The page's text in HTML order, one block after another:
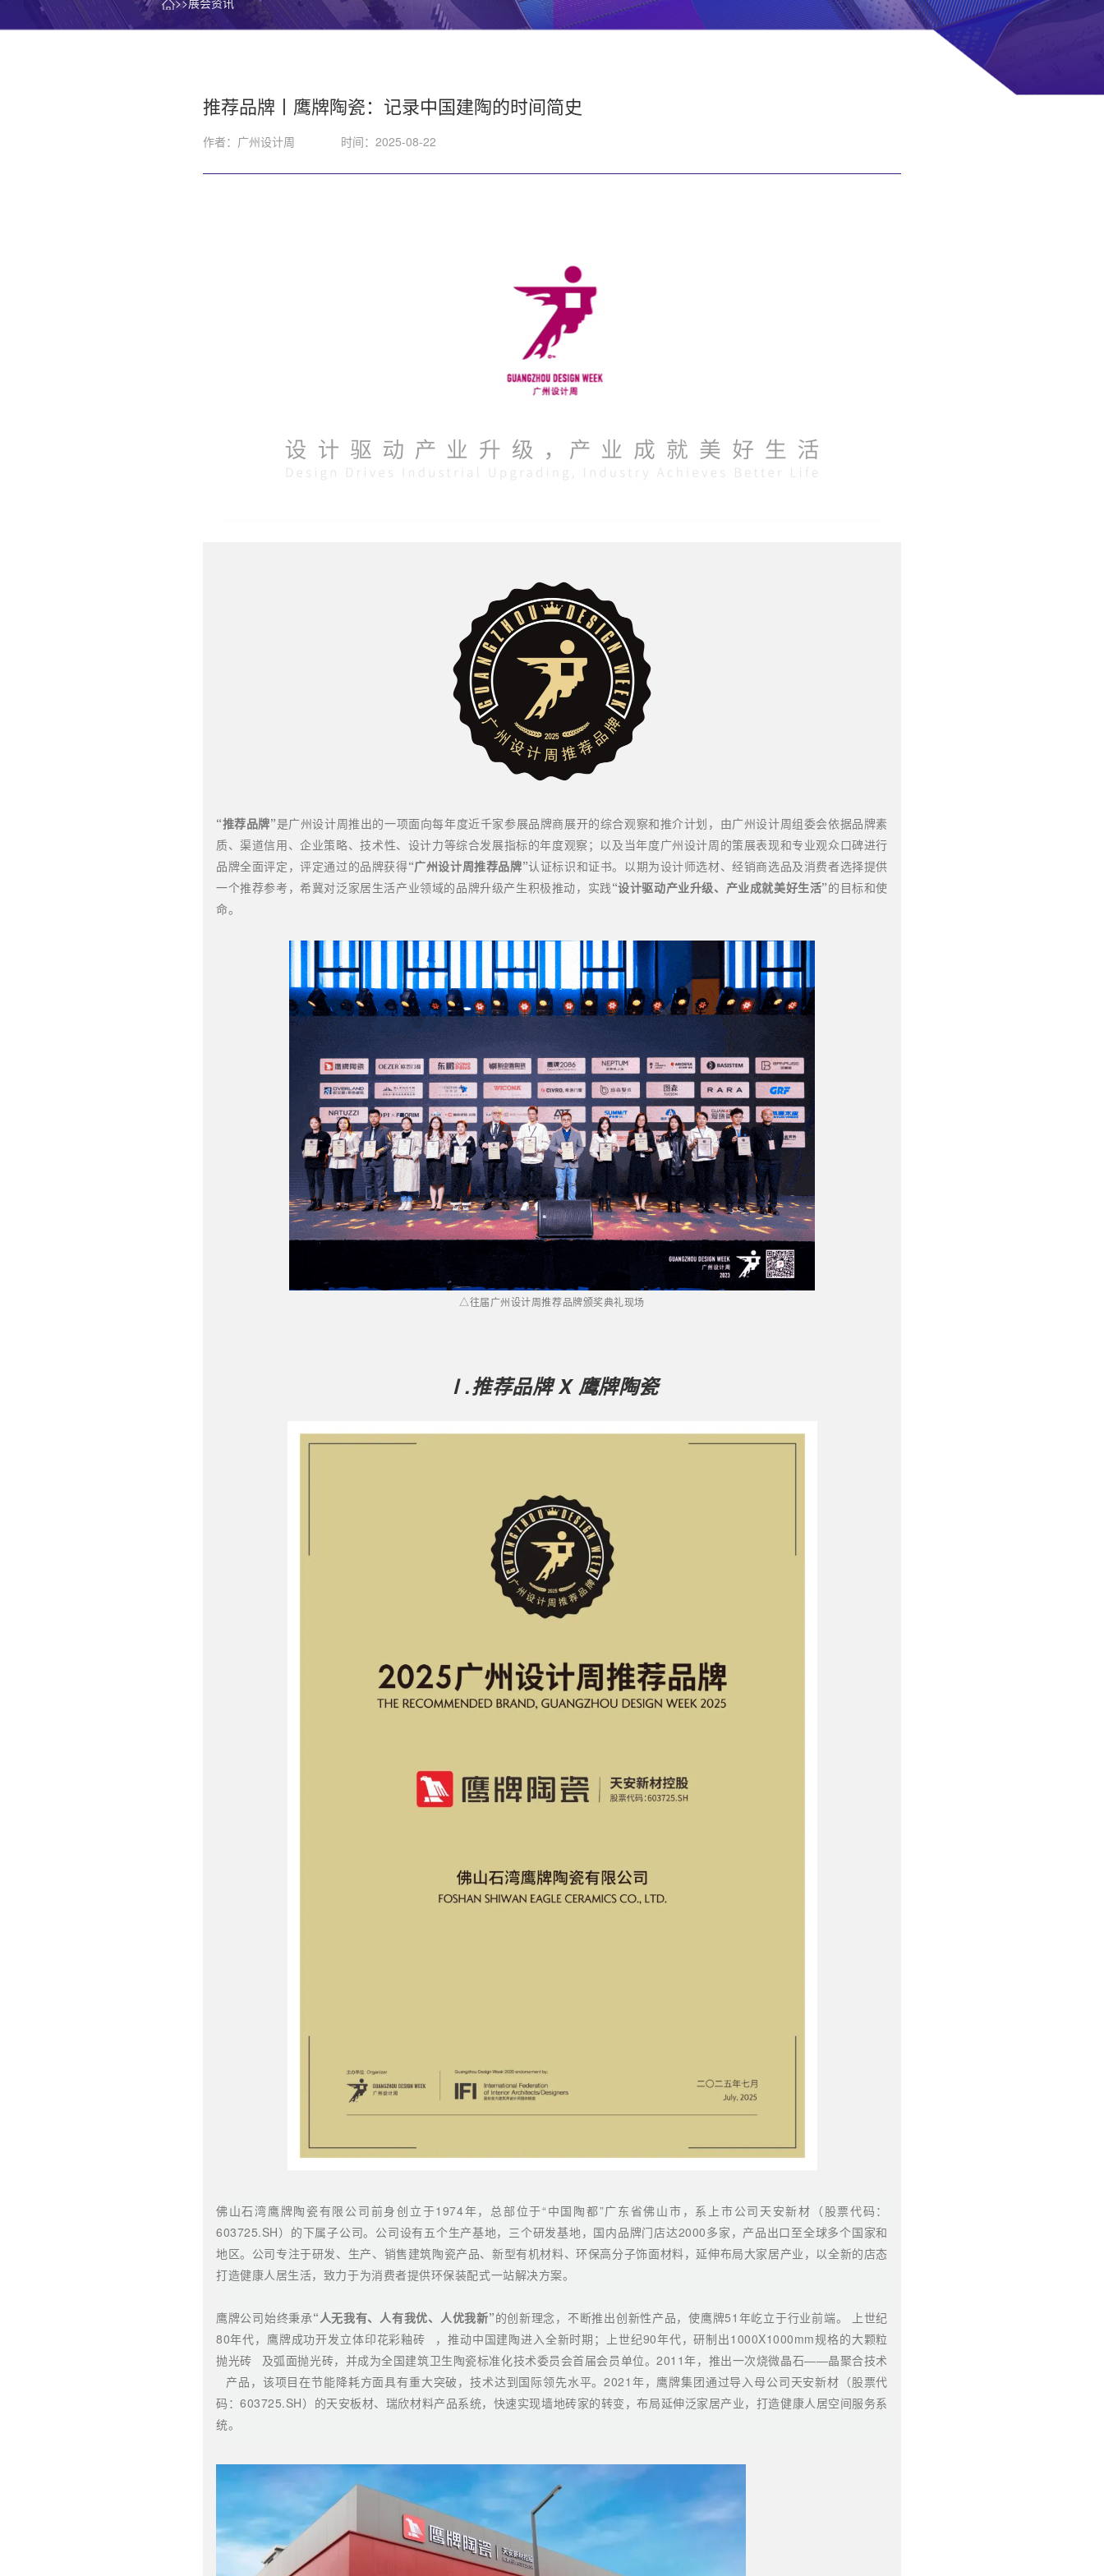
推荐品牌丨鹰牌陶瓷：记录中国建陶的时间简史
作者：广州设计周 时间：2025-08-22
“推荐品牌”是广州设计周推出的一项面向每年度近千家参展品牌商展开的综合观察和推介计划，由广州设计周组委会依据品牌素
质、渠道信用、企业策略、技术性、设计力等综合发展指标的年度观察；以及当年度广州设计周的策展表现和专业观众口碑进行
品牌全面评定，评定通过的品牌获得“广州设计周推荐品牌”认证标识和证书。以期为设计师选材、经销商选品及消费者选择提供
一个推荐参考，希冀对泛家居生活产业领域的品牌升级产生积极推动，实践“设计驱动产业升级、产业成就美好生活”的目标和使
命。
△往届广州设计周推荐品牌颁奖典礼现场
Ⅰ.推荐品牌 X 鹰牌陶瓷
佛山石湾鹰牌陶瓷有限公司前身创立于1974年，总部位于“中国陶都”广东省佛山市，系上市公司天安新材（股票代码：
603725.SH）的下属子公司。公司设有五个生产基地，三个研发基地，国内品牌门店达2000多家，产品出口至全球多个国家和
地区。公司专注于研发、生产、销售建筑陶瓷产品、新型有机材料、环保高分子饰面材料，延伸布局大家居产业，以全新的店态
打造健康人居生活，致力于为消费者提供环保装配式一站解决方案。
鹰牌公司始终秉承“人无我有、人有我优、人优我新”的创新理念，不断推出创新性产品，使鹰牌51年屹立于行业前端。 上世纪
80年代，鹰牌成功开发立体印花彩釉砖 ，推动中国建陶进入全新时期；上世纪90年代，研制出1000X1000mm规格的大颗粒
抛光砖
及弧面抛光砖，并成为全国建筑卫生陶瓷标准化技术委员会首届会员单位。2011年，推出一次烧微晶石——晶聚合技术
产品，该项目在节能降耗方面具有重大突破，技术达到国际领先水平。2021年，鹰牌集团通过导入母公司天安新材（股票代
码：603725.SH）的天安板材、瑞欣材料产品系统，快速实现墙地砖家的转变，布局延伸泛家居产业，打造健康人居空间服务系
统。